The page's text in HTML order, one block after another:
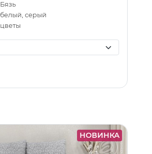
Бязь
белый, серый
цветы
НОВИНКА